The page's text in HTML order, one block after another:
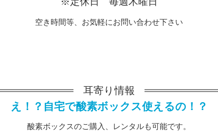
空き時間等、お気軽にお問い合わせ下さい
耳寄り情報
え！？自宅で酸素ボックス使えるの！？
酸素ボックスのご購入、レンタルも可能です。